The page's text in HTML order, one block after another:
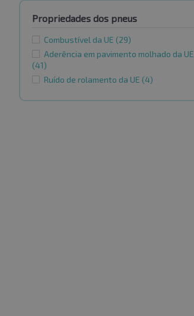
Propriedades dos pneus
Combustível da UE (29)
Aderência em pavimento molhado da UE
(41)
Ruído de rolamento da UE (4)